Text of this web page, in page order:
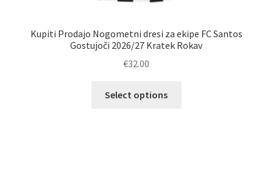
Kupiti Prodajo Nogometni dresi za ekipe FC Santos
Gostujoči 2026/27 Kratek Rokav
€32.00
Select options